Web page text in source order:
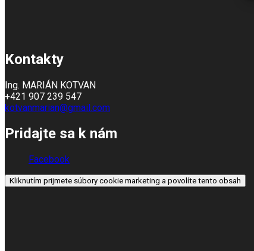
Kontakty
Ing. MARIÁN KOTVAN
+421 907 239 547
kotvanmarian@gmail.com
Pridajte sa k nám
Facebook
Kliknutím prijmete súbory cookie marketing a povolíte tento obsah